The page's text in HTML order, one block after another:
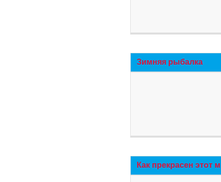
Зимняя рыбалка
Как прекрасен этот